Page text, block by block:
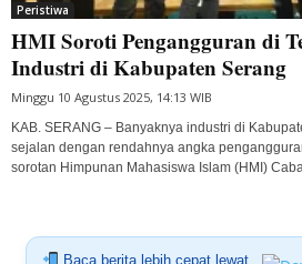
Peristiwa
HMI Soroti Pengangguran di
Industri di Kabupaten Serang
Minggu 10 Agustus 2025, 14:13 WIB
KAB. SERANG – Banyaknya industri di
sejalan dengan rendahnya angka
sorotan Himpunan Mahasiswa Islam (HMI)
Baca berita lebih cepat lewat